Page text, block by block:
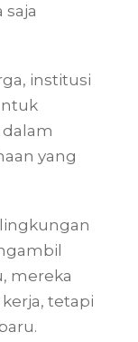
saja
institusi
dalam
yang
mereka
tetapi